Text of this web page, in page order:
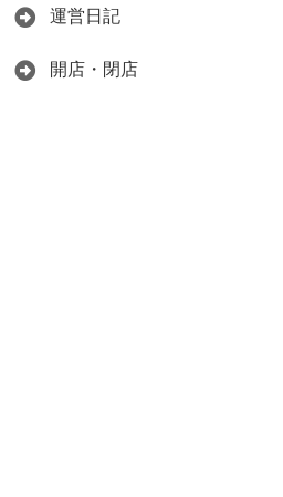
運営日記
開店・閉店